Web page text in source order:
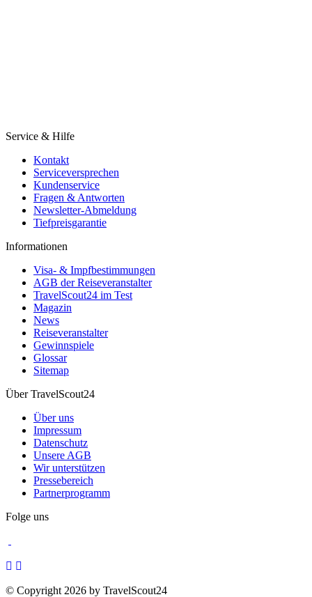
Service & Hilfe
Kontakt
Serviceversprechen
Kundenservice
Fragen & Antworten
Newsletter-Abmeldung
Tiefpreisgarantie
Informationen
Visa- & Impfbestimmungen
AGB der Reiseveranstalter
TravelScout24 im Test
Magazin
News
Reiseveranstalter
Gewinnspiele
Glossar
Sitemap
Über TravelScout24
Über uns
Impressum
Datenschutz
Unsere AGB
Wir unterstützen
Pressebereich
Partnerprogramm
Folge uns
© Copyright 2026 by TravelScout24